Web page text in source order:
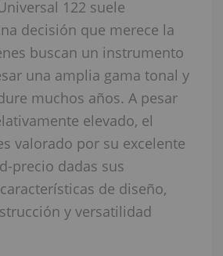
122 suele
decisión que merece la
buscan un instrumento
una amplia gama tonal y
muchos años. A pesar
elevado, el
valorado por su excelente
precio dadas sus
de diseño,
y versatilidad